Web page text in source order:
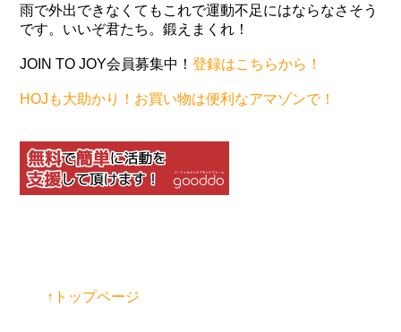
雨で外出できなくてもこれで運動不足にはならなさそう
です。いいぞ君たち。鍛えまくれ！
JOIN TO JOY会員募集中！登録はこちらから！
HOJも大助かり！お買い物は便利なアマゾンで！
↑トップページ